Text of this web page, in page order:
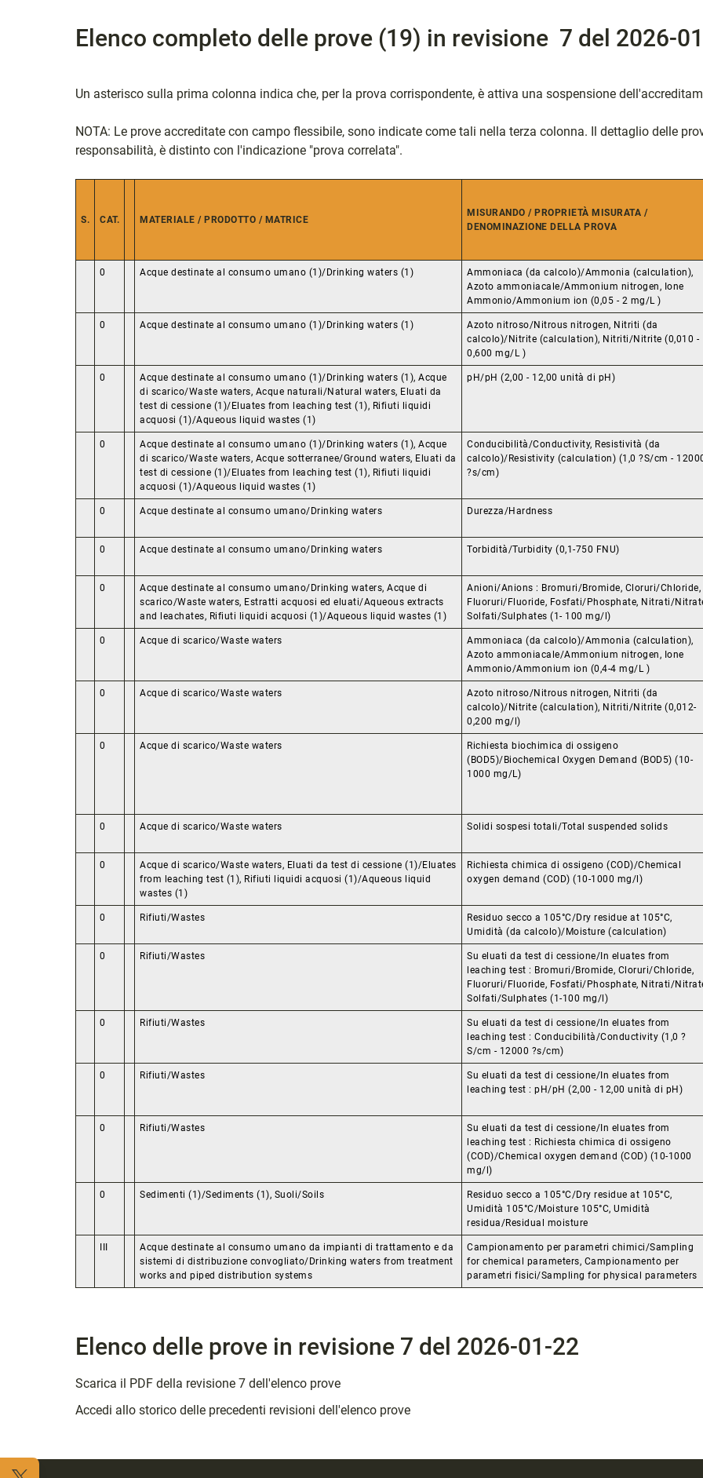
Elenco completo delle prove (19) in revisione 7 del 2026-
Un asterisco sulla prima colonna indica che, per la prova corrispondente, è attiva una sospensione
NOTA: Le prove accreditate con campo flessibile, sono indicate come tali nella terza colonna. Il dettaglio delle
responsabilità, è distinto con l'indicazione "prova correlata".
S. CAT. MATERIALE / PRODOTTO / MATRICE
MISURANDO / PROPRIETÀ MISURATA /
DENOMINAZIONE DELLA PROVA
0 Acque destinate al consumo umano (1)/Drinking waters (1)
Ammoniaca (da calcolo)/Ammonia (calculation),
Azoto ammoniacale/Ammonium nitrogen, Ione
Ammonio/Ammonium ion (0,05 - 2 mg/L )
0 Acque destinate al consumo umano (1)/Drinking waters (1)
Azoto nitroso/Nitrous nitrogen, Nitriti (da
calcolo)/Nitrite (calculation), Nitriti/Nitrite (0,010 -
0,600 mg/L )
0
Acque destinate al consumo umano (1)/Drinking waters (1), Acque
di scarico/Waste waters, Acque naturali/Natural waters, Eluati da
test di cessione (1)/Eluates from leaching test (1), Rifiuti liquidi
acquosi (1)/Aqueous liquid wastes (1)
pH/pH (2,00 - 12,00 unità di pH)
0
Acque destinate al consumo umano (1)/Drinking waters (1), Acque
di scarico/Waste waters, Acque sotterranee/Ground waters, Eluati da
test di cessione (1)/Eluates from leaching test (1), Rifiuti liquidi
acquosi (1)/Aqueous liquid wastes (1)
Conducibilità/Conductivity, Resistività (da
calcolo)/Resistivity (calculation) (1,0 ?S/cm -
?s/cm)
0 Acque destinate al consumo umano/Drinking waters Durezza/Hardness
0 Acque destinate al consumo umano/Drinking waters Torbidità/Turbidity (0,1-750 FNU)
0
Acque destinate al consumo umano/Drinking waters, Acque di
scarico/Waste waters, Estratti acquosi ed eluati/Aqueous extracts
and leachates, Rifiuti liquidi acquosi (1)/Aqueous liquid wastes (1)
Anioni/Anions : Bromuri/Bromide, Cloruri/Chloride,
Fluoruri/Fluoride, Fosfati/Phosphate, Nitrati/
Solfati/Sulphates (1- 100 mg/l)
0 Acque di scarico/Waste waters
Ammoniaca (da calcolo)/Ammonia (calculation),
Azoto ammoniacale/Ammonium nitrogen, Ione
Ammonio/Ammonium ion (0,4-4 mg/L )
0 Acque di scarico/Waste waters
Azoto nitroso/Nitrous nitrogen, Nitriti (da
calcolo)/Nitrite (calculation), Nitriti/Nitrite (0,012-
0,200 mg/l)
0 Acque di scarico/Waste waters
Richiesta biochimica di ossigeno
(BOD5)/Biochemical Oxygen Demand (BOD5) (10-
1000 mg/L)
0 Acque di scarico/Waste waters Solidi sospesi totali/Total suspended solids
0
Acque di scarico/Waste waters, Eluati da test di cessione (1)/Eluates
from leaching test (1), Rifiuti liquidi acquosi (1)/Aqueous liquid
wastes (1)
Richiesta chimica di ossigeno (COD)/Chemical
oxygen demand (COD) (10-1000 mg/l)
0 Rifiuti/Wastes
Residuo secco a 105°C/Dry residue at 105°C,
Umidità (da calcolo)/Moisture (calculation)
0 Rifiuti/Wastes
Su eluati da test di cessione/In eluates from
leaching test : Bromuri/Bromide, Cloruri/Chloride,
Fluoruri/Fluoride, Fosfati/Phosphate, Nitrati/
Solfati/Sulphates (1-100 mg/l)
0 Rifiuti/Wastes
Su eluati da test di cessione/In eluates from
leaching test : Conducibilità/Conductivity (1,0 ?
S/cm - 12000 ?s/cm)
0 Rifiuti/Wastes
Su eluati da test di cessione/In eluates from
leaching test : pH/pH (2,00 - 12,00 unità di pH)
0 Rifiuti/Wastes
Su eluati da test di cessione/In eluates from
leaching test : Richiesta chimica di ossigeno
(COD)/Chemical oxygen demand (COD) (10-1000
mg/l)
0 Sedimenti (1)/Sediments (1), Suoli/Soils
Residuo secco a 105°C/Dry residue at 105°C,
Umidità 105°C/Moisture 105°C, Umidità
residua/Residual moisture
Acque destinate al consumo umano da impianti di trattamento e da
sistemi di distribuzione convogliato/Drinking waters from treatment
works and piped distribution systems
Campionamento per parametri chimici/Sampling
for chemical parameters, Campionamento per
parametri fisici/Sampling for physical parameters
Elenco delle prove in revisione 7 del 2026-01-22
Scarica il PDF della revisione 7 dell'elenco prove
Accedi allo storico delle precedenti revisioni dell'elenco prove